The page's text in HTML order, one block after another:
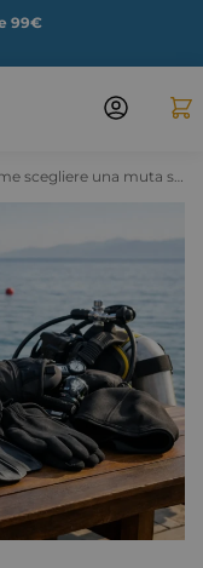
99€
una muta stagna sub senza errori